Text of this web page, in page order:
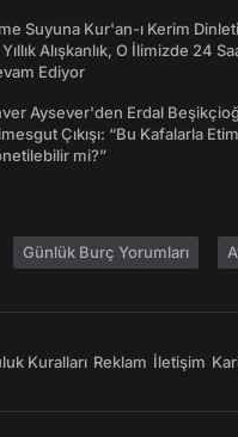
Suyuna Kur'an-ı Kerim
Yıllık Alışkanlık, O İlimizde 24
Ediyor
Aysever'den Erdal
Çıkışı: “Bu Kafalarla
mi?”
Günlük Burç Yorumları
Kuralları Reklam İletişim